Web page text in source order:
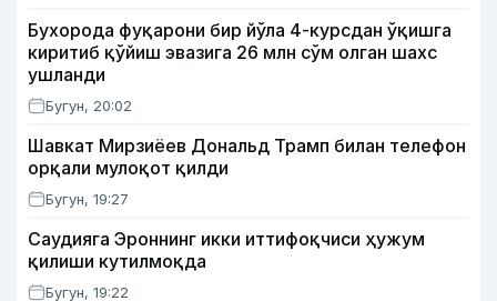
Бухорода фуқарони бир йўла 4-курсдан ўқишга
киритиб қўйиш эвазига 26 млн сўм олган шахс
ушланди
Бугун, 20:02
Шавкат Мирзиёев Дональд Трамп билан телефон
орқали мулоқот қилди
Бугун, 19:27
Саудияга Эроннинг икки иттифоқчиси ҳужум
қилиши кутилмоқда
Бугун, 19:22